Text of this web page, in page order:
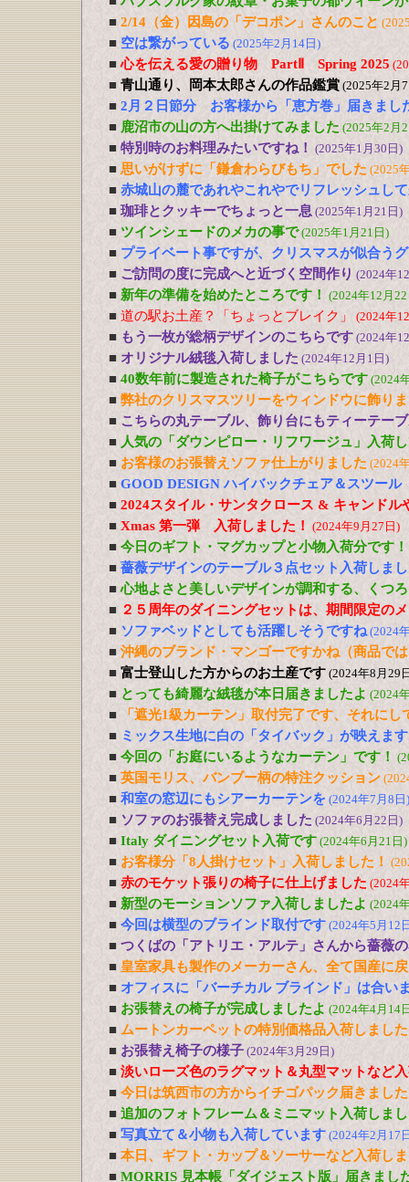
■ 2/14（金）因島の「デコポン」さんのこと
■ 空は繋がっている (2025年2月14日)
■ 心を伝える愛の贈り物 PartⅡ Spring 2025
■ 青山通り、岡本太郎さんの作品鑑賞 (2025年2月
■ 2月２日節分 お客様から「恵方巻」届きまし
■ 鹿沼市の山の方へ出掛けてみました (2025年2月
■ 特別時のお料理みたいですね！ (2025年1月30日)
■ 思いがけずに「鎌倉わらびもち」でした (2025
■ 赤城山の麓であれやこれやでリフレッシュし
■ 珈琲とクッキーでちょっと一息 (2025年1月21日)
■ ツインシェードのメカの事で(2025年1月21日)
■ プライベート事ですが、クリスマスが似合う
■ ご訪問の度に完成へと近づく空間作り (2024年
■ 新年の準備を始めたところです！ (2024年12月
■ 道の駅お土産？「ちょっとブレイク」 (2024年
■ もう一枚が総柄デザインのこちらです (2024年
■ オリジナル絨毯入荷しました (2024年12月1日)
■ 40数年前に製造された椅子がこちらです (2024
■ 弊社のクリスマスツリーをウィンドウに飾り
■ こちらの丸テーブル、飾り台にもティーテー
■ 人気の「ダウンピロー・リフワージュ」入荷
■ お客様のお張替えソファ仕上がりました (2024
■ GOOD DESIGN ハイバックチェア＆スツー
■ 2024スタイル・サンタクロース & キャンドル
■ Xmas 第一弾 入荷しました！ (2024年9月27日)
■ 今日のギフト・マグカップと小物入荷分です！
■ 薔薇デザインのテーブル３点セット入荷しま
■ 心地よさと美しいデザインが調和する、くつ
■ ２５周年のダイニングセットは、期間限定の
■ ソファベッドとしても活躍しそうですね(2024
■ 沖縄のブランド・マンゴーですかね（商品で
■ 富士登山した方からのお土産です (2024年8月29
■ とっても綺麗な絨毯が本日届きましたよ (2024
■
「遮光1級カーテン」取付完了です、それに
■ ミックス生地に白の「タイバック」が映えま
■ 今回の「お庭にいるようなカーテン」です！
■ 英国モリス、バンブー柄の特注クッション
■ 和室の窓辺にもシアーカーテンを (2024年7月8日)
■ ソファのお張替え完成しました (2024年6月22日)
■ Italy ダイニングセット入荷です (2024年6月21日)
■ お客様分「8人掛けセット」入荷しました！
■ 赤のモケット張りの椅子に仕上げました (2024
■ 新型のモーションソファ入荷しましたよ (2024
■ 今回は横型のブラインド取付です (2024年5月12
■ つくばの「アトリエ・アルテ」さんから薔薇
■ 皇室家具も製作のメーカーさん、全て国産に
■ オフィスに「バーチカル ブラインド」は合い
■ お張替えの椅子が完成しましたよ (2024年4月14
■ ムートンカーペットの特別価格品入荷しました
■ お張替え椅子の様子 (2024年3月29日)
■ 淡いローズ色のラグマット＆丸型マットなど
■ 今日は筑西市の方からイチゴパック届きました
■ 追加のフォトフレーム＆ミニマット入荷しま
■ 写真立て＆小物も入荷しています (2024年2月17
■ 本日、ギフト・カップ＆ソーサーなど入荷し
■ MORRIS 見本帳「ダイジェスト版」届きまし